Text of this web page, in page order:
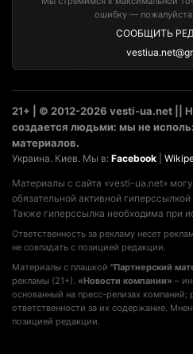
ошибку —
СООБЩИТЬ
21+ | © 2012-2026 vesti-ua.net ||
создается людьми: мы не
материалов.
Украина. Киев. Мы в: Facebook
Материалы с сайта «vesti-ua.net»
обязательной активной
Также гиперссылка необходима при
Ответственность за рекламу несет
не совпадать с позицией редакции.
Материалы с плашкой "Партнерский
рекламы (21+). «Новости компании» –
основанный на пресс-релизах компаний;
ответственности за их содержание.
позицией редакции.